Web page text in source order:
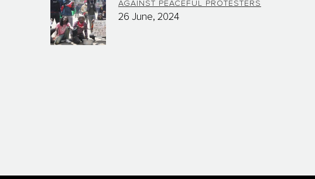
AGAINST PEACEFUL PROTESTERS
26 June, 2024